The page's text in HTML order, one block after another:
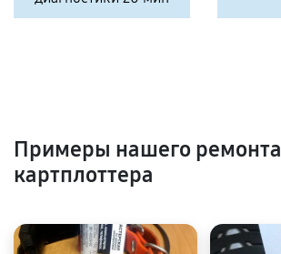
Примеры нашего ремонта
картплоттера